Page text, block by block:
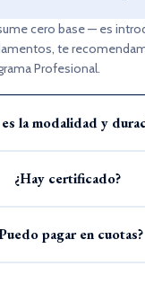
cero base — es
te
Profesional.
es la modalidad y
¿Hay certificado?
pagar en cuotas?